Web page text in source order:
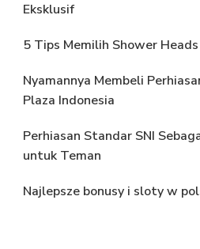
Eksklusif
5 Tips Memilih Shower
Nyamannya Membeli
Plaza Indonesia
Perhiasan Standar SNI
untuk Teman
Najlepsze bonusy i sloty w